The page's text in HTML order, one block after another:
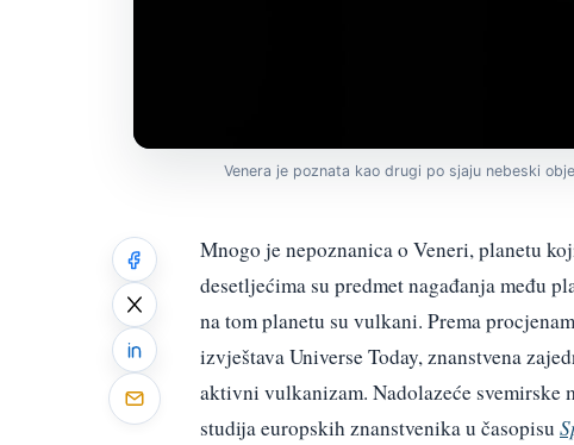
Venera je poznata kao drugi po sjaju nebeski
Mnogo je nepoznanica o Veneri, planetu
desetljećima su predmet nagađanja među
na tom planetu su vulkani. Prema
izvještava Universe Today, znanstvena
aktivni vulkanizam. Nadolazeće svemirske
studija europskih znanstvenika u časopisu